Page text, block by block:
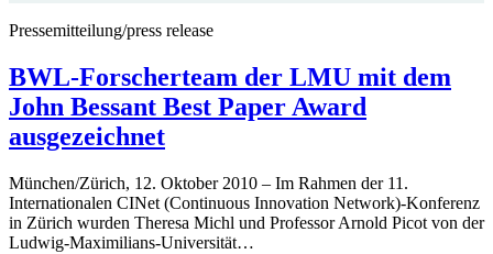
Pressemitteilung/press release
BWL-Forscherteam der LMU mit dem
John Bessant Best Paper Award
ausgezeichnet
München/Zürich, 12. Oktober 2010 – Im Rahmen der 11.
Internationalen CINet (Continuous Innovation Network)-Konferenz
in Zürich wurden Theresa Michl und Professor Arnold Picot von der
Ludwig-Maximilians-Universität…